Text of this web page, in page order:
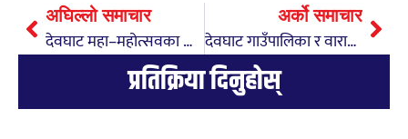
अघिल्लो समाचार
देवघाट महा–महोत्सवका लागि नेपाल आईपुगिन् देवी प्रतीभा
अर्को समाचार
देवघाट गाउँपालिका र वारागुङ मुक्तिक्षेत्र गाउँपालिका विच दोश्रो पटक भगिनी सम्बन्ध कायम
प्रतिक्रिया दिनुहोस्